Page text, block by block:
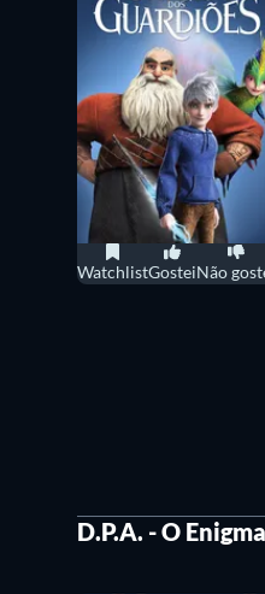
WatchlistGosteiNão
D.P.A. - O